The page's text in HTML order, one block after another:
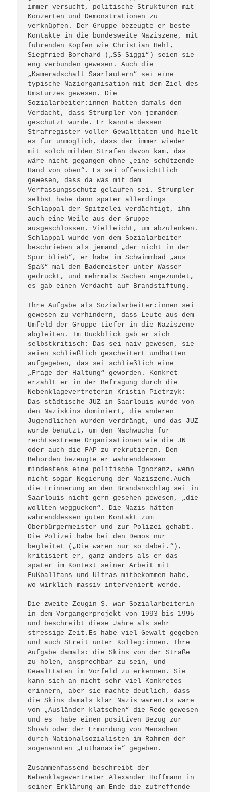
immer versucht, politische Strukturen mit
Konzerten und Demonstrationen zu
verknüpfen. Der Gruppe bezeugte er beste
Kontakte in die bundesweite Naziszene, mit
führenden Köpfen wie Christian Hehl,
Siegfried Borchard („SS-Siggi“) seien sie
eng verbunden gewesen. Auch die
„Kameradschaft Saarlautern“ sei eine
typische Naziorganisation mit dem Ziel des
Umsturzes gewesen. Die
Sozialarbeiter:innen hatten damals den
Verdacht, dass Strumpler von jemandem
geschützt wurde. Er kannte dessen
Strafregister voller Gewalttaten und hielt
es für unmöglich, dass der immer wieder
mit solch milden Strafen davon kam, das
wäre nicht gegangen ohne „eine schützende
Hand von oben“. Es sei offensichtlich
gewesen, dass da was mit dem
Verfassungsschutz gelaufen sei. Strumpler
selbst habe dann später allerdings
Schlappal der Spitzelei verdächtigt, ihn
auch eine Weile aus der Gruppe
ausgeschlossen. Vielleicht, um abzulenken.
Schlappal wurde von dem Sozialarbeiter
beschrieben als jemand „der nicht in der
Spur blieb“, er habe im Schwimmbad „aus
Spaß“ mal den Bademeister unter Wasser
gedrückt, und mehrmals Sachen angezündet,
es gab einen Verdacht auf Brandstiftung.
Ihre Aufgabe als Sozialarbeiter:innen sei
gewesen zu verhindern, dass Leute aus dem
Umfeld der Gruppe tiefer in die Naziszene
abgleiten. Im Rückblick gab er sich
selbstkritisch: Das sei naiv gewesen, sie
seien schließlich gescheitert undhätten
aufgegeben, das sei schließlich eine
„Frage der Haltung“ geworden. Konkret
erzählt er in der Befragung durch die
Nebenklagevertreterin Kristin Pietrzyk:
Das städtische JUZ in Saarlouis wurde von
den Naziskins dominiert, die anderen
Jugendlichen wurden verdrängt, und das JUZ
wurde benutzt, um den Nachwuchs für
rechtsextreme Organisationen wie die JN
oder auch die FAP zu rekrutieren. Den
Behörden bezeugte er währenddessen
mindestens eine politische Ignoranz, wenn
nicht sogar Negierung der Naziszene.Auch
die Erinnerung an den Brandanschlag sei in
Saarlouis nicht gern gesehen gewesen, „die
wollten weggucken“. Die Nazis hätten
währenddessen guten Kontakt zum
Oberbürgermeister und zur Polizei gehabt.
Die Polizei habe bei den Demos nur
begleitet („Die waren nur so dabei.“),
kritisiert er, ganz anders als er das
später im Kontext seiner Arbeit mit
Fußballfans und Ultras mitbekommen habe,
wo wirklich massiv interveniert werde.
Die zweite Zeugin S. war Sozialarbeiterin
in dem Vorgängerprojekt von 1993 bis 1995
und beschreibt diese Jahre als sehr
stressige Zeit.Es habe viel Gewalt gegeben
und auch Streit unter Kolleg:innen. Ihre
Aufgabe damals: die Skins von der Straße
zu holen, ansprechbar zu sein, und
Gewalttaten im Vorfeld zu erkennen. Sie
kann sich an nicht sehr viel Konkretes
erinnern, aber sie machte deutlich, dass
die Skins damals klar Nazis waren.Es wäre
von „Ausländer klatschen“ die Rede gewesen
und es  habe einen positiven Bezug zur
Shoah oder der Ermordung von Menschen
durch Nationalsozialisten im Rahmen der
sogenannten „Euthanasie“ gegeben.
Zusammenfassend beschreibt der
Nebenklagevertreter Alexander Hoffmann in
seiner Erklärung am Ende die zutreffende